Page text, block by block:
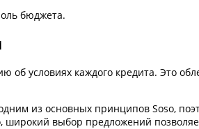
бюджета.
условиях каждого кредита. Это
из основных принципов Soso,
широкий выбор предложений